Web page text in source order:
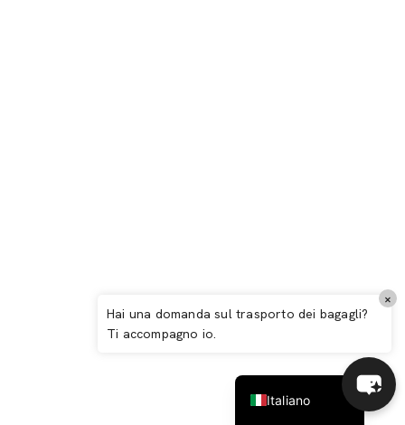
Deauville : Guida completa 2026 –
Hai una domanda sul trasporto dei bagagli?
Ti accompagno io.
×
Italiano
Deutsch